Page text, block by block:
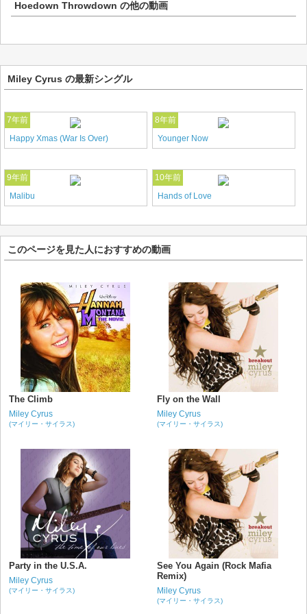
Hoedown Throwdown の他の動画
Miley Cyrus の最新シングル
7年前
Happy Xmas (War Is Over)
8年前
Younger Now
9年前
Malibu
10年前
Hands of Love
このページを見た人におすすめの動画
The Climb
Miley Cyrus
(マイリー・サイラス)
Fly on the Wall
Miley Cyrus
(マイリー・サイラス)
Party in the U.S.A.
Miley Cyrus
(マイリー・サイラス)
See You Again (Rock Mafia
Remix)
Miley Cyrus
(マイリー・サイラス)